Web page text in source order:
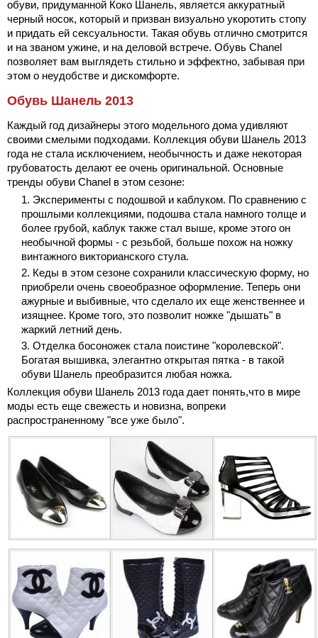
обуви, придуманной Коко Шанель, является аккуратный
черный носок, который и призван визуально укоротить стопу
и придать ей сексуальности. Такая обувь отлично смотрится
и на званом ужине, и на деловой встрече. Обувь Chanel
позволяет вам выглядеть стильно и эффектно, забывая при
этом о неудобстве и дискомфорте.
Обувь Шанель 2013
Каждый год дизайнеры этого модельного дома удивляют
своими смелыми подходами. Коллекция обуви Шанель 2013
года не стала исключением, необычность и даже некоторая
грубоватость делают ее очень оригинальной. Основные
тренды обуви Chanel в этом сезоне:
Эксперименты с подошвой и каблуком. По сравнению с
прошлыми коллекциями, подошва стала намного толще и
более грубой, каблук также стал выше, кроме этого он
необычной формы - с резьбой, больше похож на ножку
винтажного викторианского стула.
Кеды в этом сезоне сохранили классическую форму, но
приобрели очень своеобразное оформление. Теперь они
ажурные и выбивные, что сделало их еще женственнее и
изящнее. Кроме того, это позволит ножке "дышать" в
жаркий летний день.
Отделка босоножек стала поистине "королевской".
Богатая вышивка, элегантно открытая пятка - в такой
обуви Шанель преобразится любая ножка.
Коллекция обуви Шанель 2013 года дает понять,что в мире
моды есть еще свежесть и новизна, вопреки
распространенному "все уже было".